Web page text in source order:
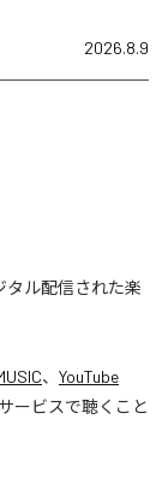
2026.8.9
タル配信された楽
、 YouTube
ービスで聴くこと